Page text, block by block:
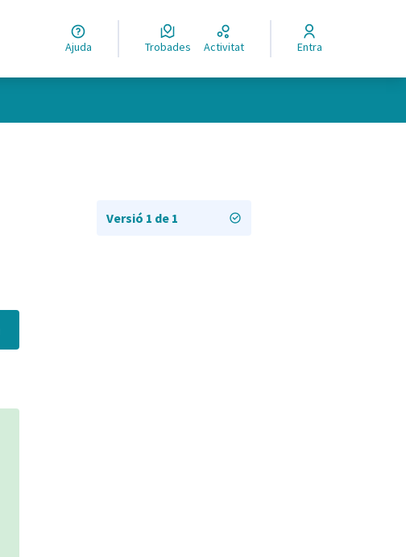
Ajuda Trobades Activitat Entra
Versió 1 de 1